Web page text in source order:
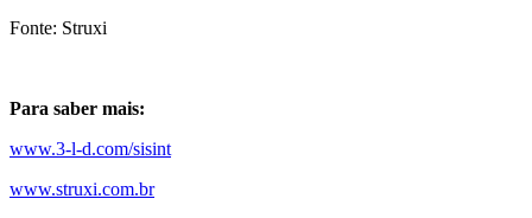
Fonte: Struxi
Para saber mais:
www.3-l-d.com/sisint
www.struxi.com.br